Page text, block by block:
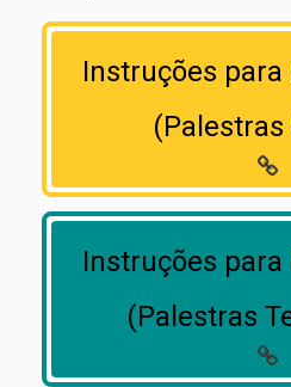
Instruções
(Palestras
Instruções
(Palestras